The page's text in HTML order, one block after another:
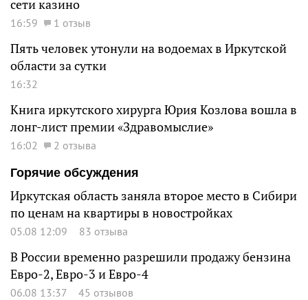
сети казино
16:59 1 отзыв
Пять человек утонули на водоемах в Иркутской
области за сутки
16:32
Книга иркутского хирурга Юрия Козлова вошла в
лонг-лист премии «Здравомыслие»
16:02
2 отзыва
Горячие обсуждения
Иркутская область заняла второе место в Сибири
по ценам на квартиры в новостройках
05.08 12:09 83 отзыва
В России временно разрешили продажу бензина
Евро-2, Евро-3 и Евро-4
06.08 13:37 45 отзывов